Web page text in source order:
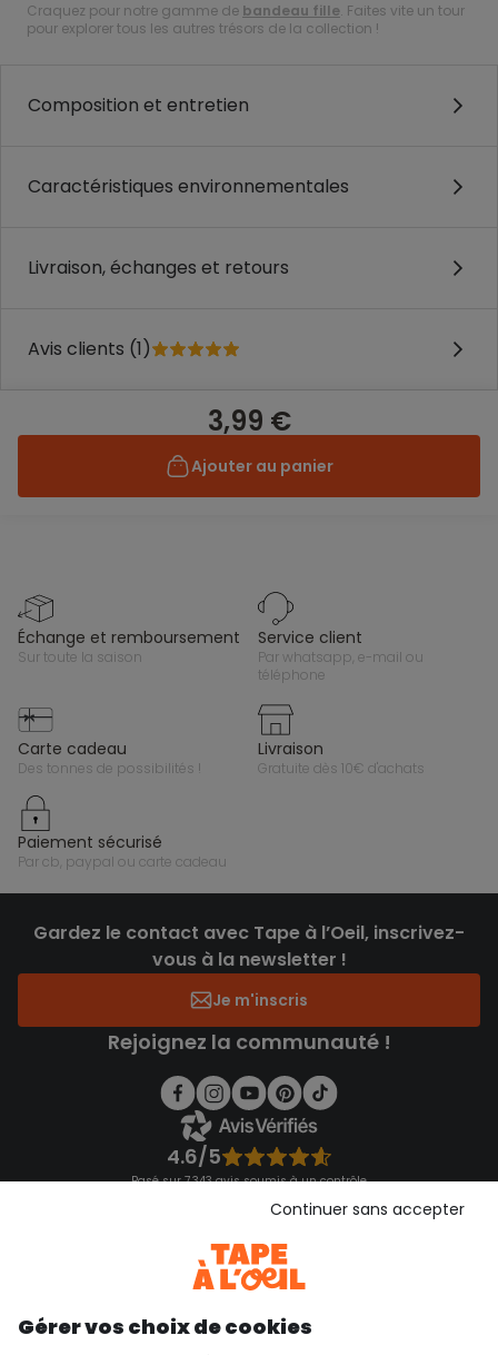
Craquez pour notre gamme de bandeau fille. Faites vite un tour
pour explorer tous les autres trésors de la collection !
Composition et entretien
Caractéristiques environnementales
Livraison, échanges et retours
Avis clients (1)
3,99 €
Ajouter au panier
échange et remboursement
sur toute la saison
service client
par whatsapp, e-mail ou
téléphone
carte cadeau
des tonnes de possibilités !
livraison
gratuite dès 10€ d'achats
paiement sécurisé
par cb, paypal ou carte cadeau
Gardez le contact avec Tape à l’Oeil, inscrivez-
vous à la newsletter !
Je m'inscris
Rejoignez la communauté !
4.6/5
Basé sur 7 343 avis soumis à un contrôle
Consulter les CGU
Gérer vos choix de cookies
Continuer sans accepter